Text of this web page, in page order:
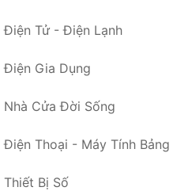
Điện Tử - Điện Lạnh
Điện Gia Dụng
Nhà Cửa Đời Sống
Điện Thoại - Máy Tính Bảng
Thiết Bị Số